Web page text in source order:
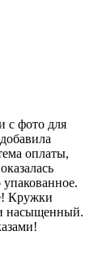
с фото для
оплаты,
Кружки
насыщенный.